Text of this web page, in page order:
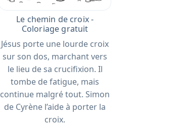
Le chemin de croix -
Coloriage gratuit
Jésus porte une lourde croix
sur son dos, marchant vers
le lieu de sa crucifixion. Il
tombe de fatigue, mais
continue malgré tout. Simon
de Cyrène l’aide à porter la
croix.